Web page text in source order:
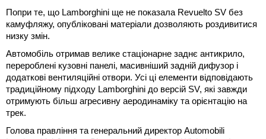
Попри те, що Lamborghini ще не показала Revuelto SV без
камуфляжу, опубліковані матеріали дозволяють роздивитися
низку змін.
Автомобіль отримав велике стаціонарне заднє антикрило,
перероблені кузовні панелі, масивніший задній дифузор і
додаткові вентиляційні отвори. Усі ці елементи відповідають
традиційному підходу Lamborghini до версій SV, які завжди
отримують більш агресивну аеродинаміку та орієнтацію на
трек.
Голова правління та генеральний директор Automobili